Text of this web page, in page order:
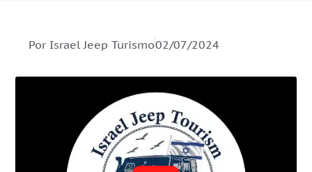
Por Israel Jeep Turismo02/07/2024